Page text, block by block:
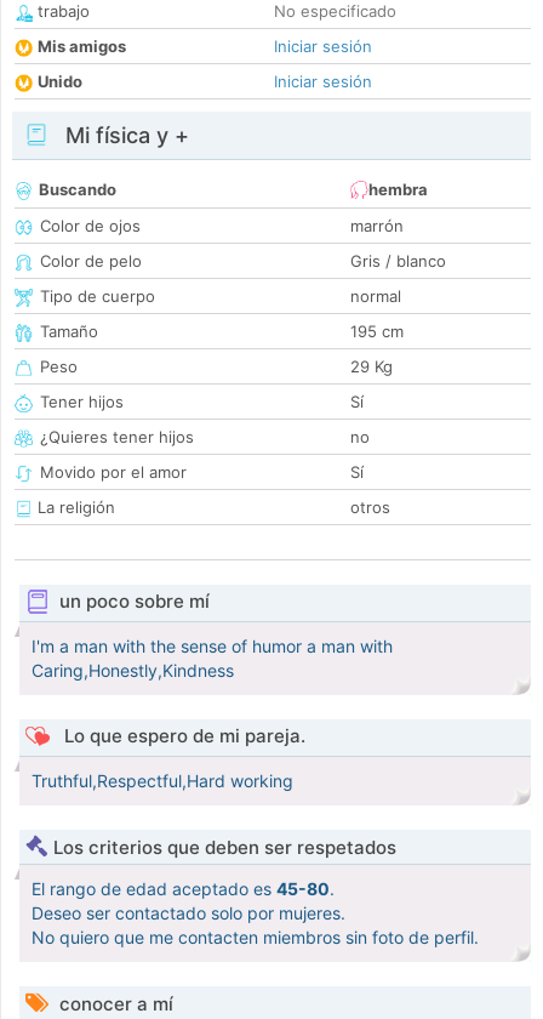
trabajo
No especificado
Mis amigos
Iniciar sesión
Unido
Iniciar sesión
Mi física y +
Buscando
hembra
Color de ojos
marrón
Color de pelo
Gris / blanco
Tipo de cuerpo
normal
Tamaño
195 cm
Peso
29 Kg
Tener hijos
Sí
¿Quieres tener hijos
no
Movido por el amor
Sí
La religión
otros
un poco sobre mí
I'm a man with the sense of humor a man with
Caring,Honestly,Kindness
Lo que espero de mi pareja.
Truthful,Respectful,Hard working
Los criterios que deben ser respetados
El rango de edad aceptado es 45-80.
Deseo ser contactado solo por mujeres.
No quiero que me contacten miembros sin foto de perfil.
conocer a mí